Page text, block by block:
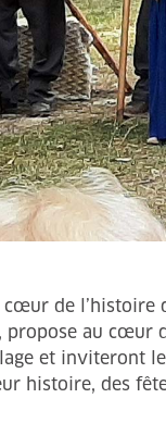
de l’histoire
au cœur
et inviteront le
histoire, des